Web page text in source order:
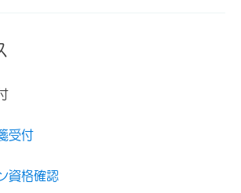
受付
資格確認